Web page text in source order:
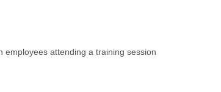
employees attending a training session